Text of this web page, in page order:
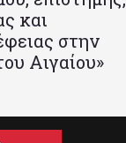
και
στην
Αιγαίου»